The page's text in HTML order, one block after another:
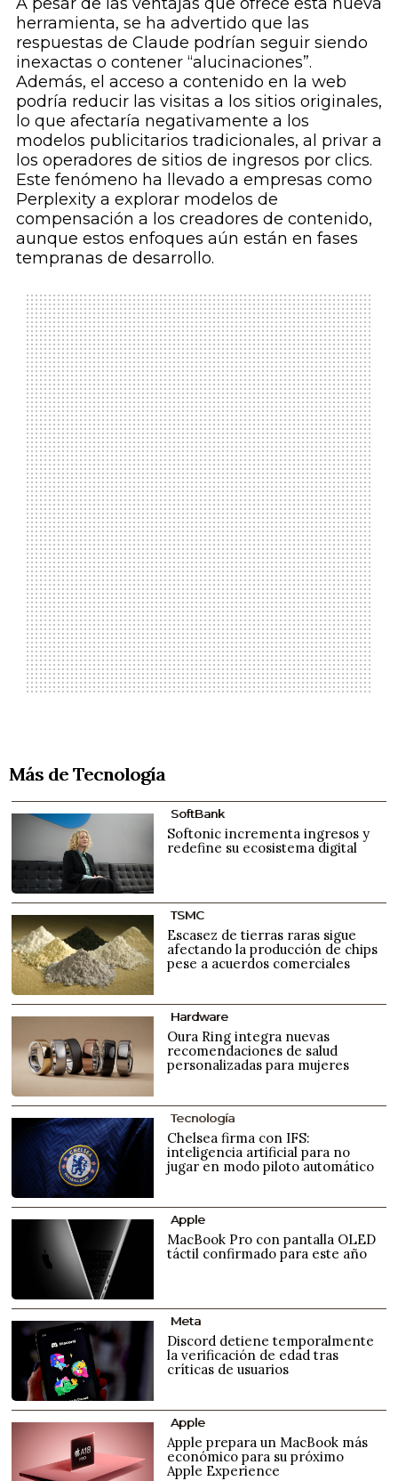
herramienta, se ha advertido que las
respuestas de Claude podrían seguir siendo
inexactas o contener “alucinaciones”.
Además, el acceso a contenido en la web
podría reducir las visitas a los sitios originales,
lo que afectaría negativamente a los
modelos publicitarios tradicionales, al privar a
los operadores de sitios de ingresos por clics.
Este fenómeno ha llevado a empresas como
Perplexity a explorar modelos de
compensación a los creadores de contenido,
aunque estos enfoques aún están en fases
tempranas de desarrollo.
Más de Tecnología
SoftBank
Softonic incrementa ingresos y
redefine su ecosistema digital
TSMC
Escasez de tierras raras sigue
afectando la producción de chips
pese a acuerdos comerciales
Hardware
Oura Ring integra nuevas
recomendaciones de salud
personalizadas para mujeres
Tecnología
Chelsea firma con IFS:
inteligencia artificial para no
jugar en modo piloto automático
Apple
MacBook Pro con pantalla OLED
táctil confirmado para este año
Meta
Discord detiene temporalmente
la verificación de edad tras
críticas de usuarios
Apple
Apple prepara un MacBook más
económico para su próximo
Apple Experience